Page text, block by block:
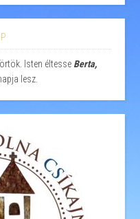
Isten éltesse Berta,
lesz.